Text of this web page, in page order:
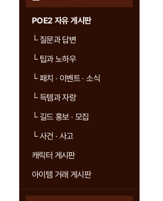
POE2 자유 게시판
└질문과 답변
└팁과 노하우
└패치 · 이벤트 · 소식
└득템과 자랑
└길드 홍보 · 모집
└사건 · 사고
캐릭터 게시판
아이템 거래 게시판